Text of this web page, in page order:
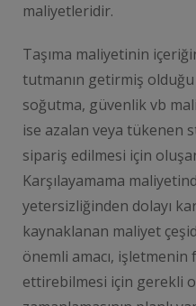
maliyetleridir.
Taşıma maliyetinin
tutmanın getirmiş olduğu
soğutma, güvenlik vb
ise azalan veya tükenen
sipariş edilmesi için
Karşılayamama
yetersizliğinden dolayı
kaynaklanan maliyet
önemli amacı,
ettirebilmesi için gerekli